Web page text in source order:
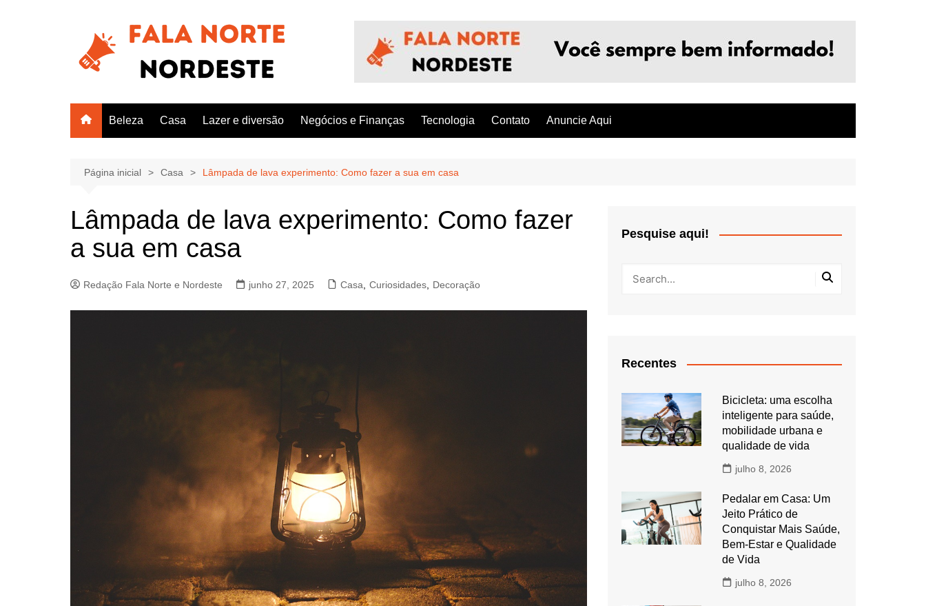
Beleza Casa Lazer e diversão Negócios e Finanças Tecnologia Contato Anuncie Aqui
Página inicial Casa Lâmpada de lava experimento: Como fazer a sua em casa
Lâmpada de lava experimento: Como fazer
a sua em casa
Redação Fala Norte e Nordeste junho 27, 2025 Casa Curiosidades Decoração
Pesquise aqui!
Recentes
Bicicleta: uma escolha
inteligente para saúde,
mobilidade urbana e
qualidade de vida
julho 8, 2026
Pedalar em Casa: Um
Jeito Prático de
Conquistar Mais Saúde,
Bem-Estar e Qualidade
de Vida
julho 8, 2026